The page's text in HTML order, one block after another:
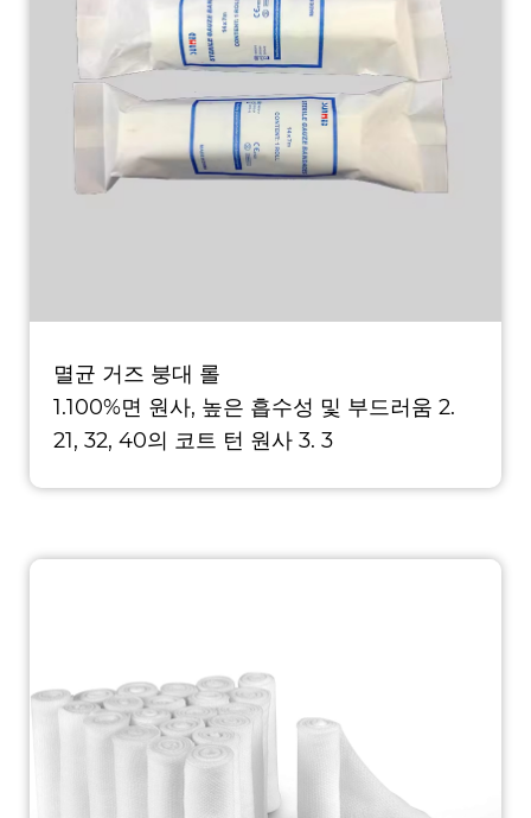
멸균 거즈 붕대 롤
1.100%면 원사, 높은 흡수성 및 부드러움 2.
21, 32, 40의 코트 턴 원사 3. 3